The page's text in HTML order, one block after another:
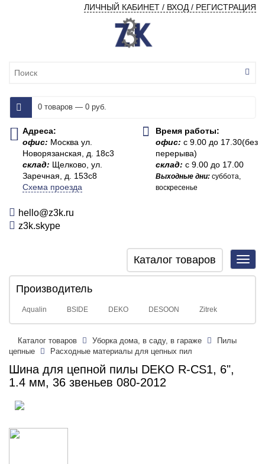
ЛИЧНЫЙ КАБИНЕТ / ВХОД / РЕГИСТРАЦИЯ
0 товаров — 0 руб.
Адреса:
офис: Москва ул.
Новорязанская, д. 18с3
склад: Щелково, ул.
Заречная, д. 153с8
Схема проезда
Время работы:
офис:с 9.00 до 17.30(без
перерыва)
склад:с 9.00 до 17.00
Выходные дни:суббота,
воскресенье
hello@z3k.ru
z3k.skype
Каталог товаров
Производитель
Aqualin BSIDE DEKO DESOON Zitrek
Каталог товаров Уборка дома, в саду, в гараже
Пилы
цепные
Расходные материалы для цепных пил
Шина для цепной пилы DEKO R-CS1, 6",
1.4 мм, 36 звеньев 080-2012